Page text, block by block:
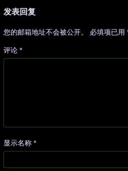
发表回复
您的邮箱地址不会被公开。 必填项已用
评论 *
显示名称*